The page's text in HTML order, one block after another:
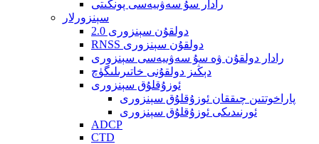
رادار سۇ سەۋىيەسى پونكىتى
سېنزورلار
دولقۇن سېنزورى 2.0
RNSS دولقۇن سېنزورى
رادار دولقۇن ۋە سۇ سەۋىيەسى سېنزورى
دېڭىز دولقۇنى خاتىرىلىگۈچ
ئوزۇقلۇق سېنزورى
پاراخوتتىن چىققان ئوزۇقلۇق سېنزورى
ئورنىدىكى ئوزۇقلۇق سېنزورى
ADCP
CTD